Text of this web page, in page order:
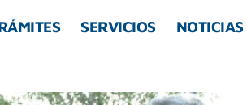
SERVICIOS NOTICIAS